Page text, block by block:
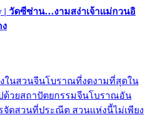
| วัดซีซ่าน…งามสง่าเจ้าแม่กวนอิ
ในสวนจีนโบราณที่งดงามที่สุดใน
ปด้วยสถาปัตยกรรมจีนโบราณอัน
จัดสวนที่ประณีต สวนแห่งนี้ไม่เพียง